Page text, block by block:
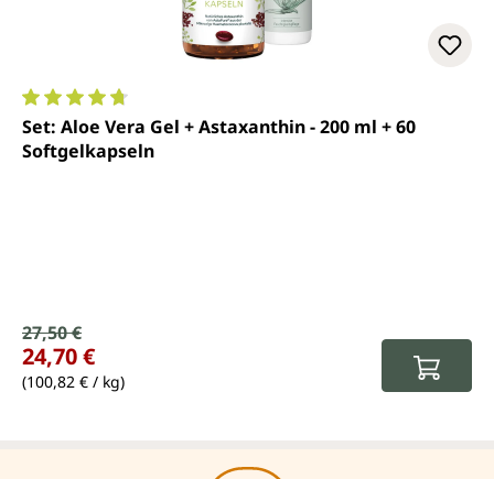
Note moyenne de 4.7 sur 5 étoiles
Set: Aloe Vera Gel + Astaxanthin - 200 ml + 60
Softgelkapseln
Prix de vente :
Prix régulier :
27,50 €
24,70 €
(100,82 € / kg)